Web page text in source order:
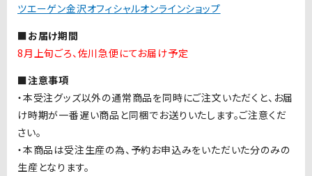
ツエーゲン金沢オフィシャルオンラインショップ
■お届け期間
8月上旬ごろ、佐川急便にてお届け予定
■注意事項
・本受注グッズ以外の通常商品を同時にご注文いただくと、お届
け時期が一番遅い商品と同梱でお送りいたします。ご注意くだ
さい。
・本商品は受注生産の為、予約お申込みをいただいた分のみの
生産となります。